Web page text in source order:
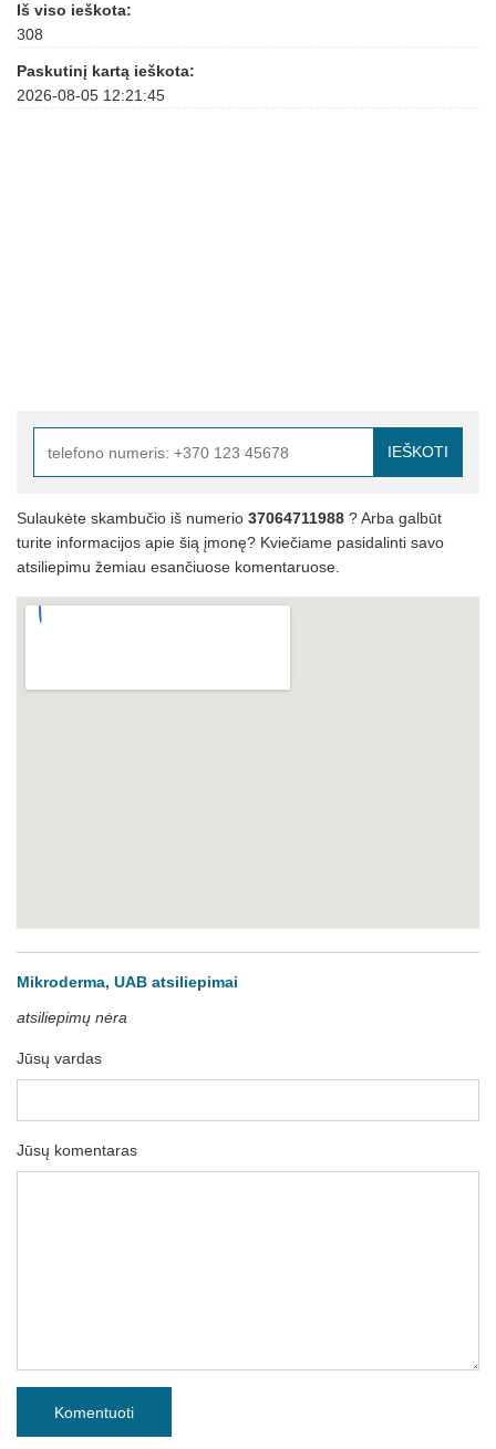
Iš viso ieškota:
308
Paskutinį kartą ieškota:
2026-08-05 12:21:45
IEŠKOTI
Sulaukėte skambučio iš numerio 37064711988 ? Arba galbūt
turite informacijos apie šią įmonę? Kviečiame pasidalinti savo
atsiliepimu žemiau esančiuose komentaruose.
Mikroderma, UAB atsiliepimai
atsiliepimų nėra
Jūsų vardas
Jūsų komentaras
Komentuoti